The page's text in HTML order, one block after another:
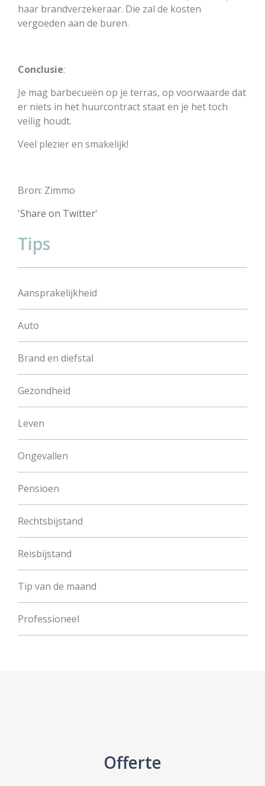
haar brandverzekeraar. Die zal de kosten
vergoeden aan de buren.
Conclusie:
Je mag barbecueën op je terras, op voorwaarde dat
er niets in het huurcontract staat en je het toch
veilig houdt.
Veel plezier en smakelijk!
Bron: Zimmo
'Share on Twitter'
Tips
Aansprakelijkheid
Auto
Brand en diefstal
Gezondheid
Leven
Ongevallen
Pensioen
Rechtsbijstand
Reisbijstand
Tip van de maand
Professioneel
Offerte